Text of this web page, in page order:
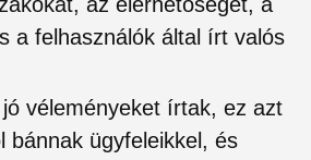
a felhasználók által írt valós
véleményeket írtak, ez azt
bánnak ügyfeleikkel, és